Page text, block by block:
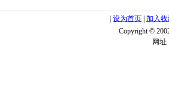
设为首页 加入
Copyright ©
网址